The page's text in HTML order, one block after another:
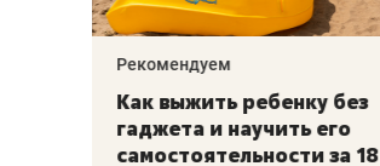
Рекомендуем
Как выжить ребенку без
гаджета и научить его
самостоятельности за 18